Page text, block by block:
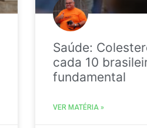
Saúde:
cada 10
fundamental
VER MATÉRIA »